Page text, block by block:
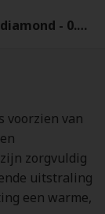
ketting 18kt witgoud met lab grown diamond - 0.55ct - AB27346-5
voorzien van
zorgvuldig
uitstraling
een warme,